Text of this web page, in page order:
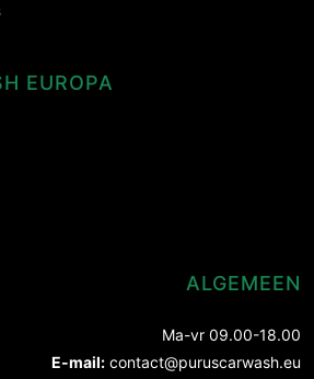
EUROPA
ALGEMEEN
Ma-vr 09.00-18.00
E-mail: contact@puruscarwash.eu